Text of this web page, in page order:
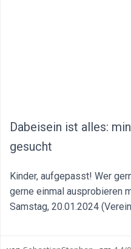
Dabeisein ist alles:
gesucht
Kinder, aufgepasst! Wer
gerne einmal ausprobieren
Samstag, 20.01.2024